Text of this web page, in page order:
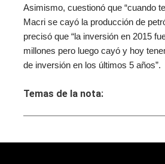
Asimismo, cuestionó que “cuando
Macri se cayó la producción de
precisó que “la inversión en 2015
millones pero luego cayó y hoy
de inversión en los últimos 5 años”.
Temas de la nota: